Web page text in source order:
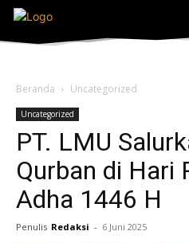
Beranda Uncategorized
Uncategorized
PT. LMU
Qurban di Hari
Adha 1446 H
Penulis Redaksi - 6 Juni 2025